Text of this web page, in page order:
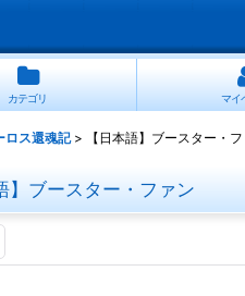
カテゴリ マイ
ロス還魂記 > 【日本語】ブースター・
】ブースター・ファン